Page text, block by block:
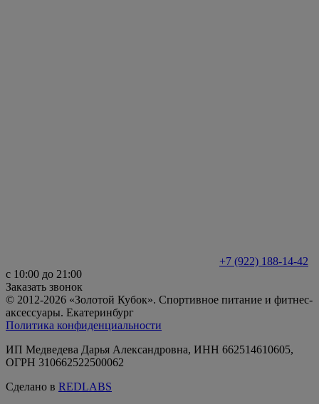
+7 (922) 188-14-42
с 10:00 до 21:00
Заказать звонок
© 2012-2026 «Золотой Кубок». Спортивное питание и фитнес-
аксессуары. Екатеринбург
Политика конфиденциальности
ИП Медведева Дарья Александровна, ИНН 662514610605,
ОГРН 310662522500062
Сделано в REDLABS